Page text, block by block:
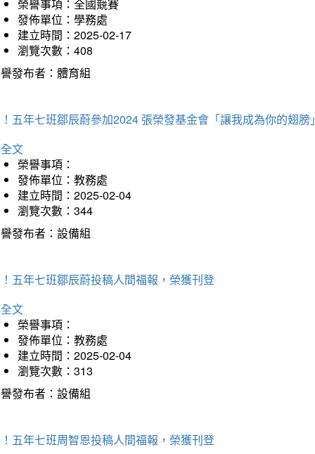
榮譽事項：全國競賽
發佈單位：學務處
建立時間：2025-02-17
瀏覽次數：408
發布者：體育組
五年七班鄒辰蔚參加2024 張榮發基金會「讓我成為你的翅
文
榮譽事項：
發佈單位：教務處
建立時間：2025-02-04
瀏覽次數：344
發布者：設備組
五年七班鄒辰蔚投稿人間福報，榮獲刊登
文
榮譽事項：
發佈單位：教務處
建立時間：2025-02-04
瀏覽次數：313
發布者：設備組
五年七班周智恩投稿人間福報，榮獲刊登